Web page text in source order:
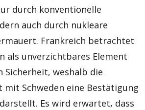
durch konventionelle
auch durch nukleare
Frankreich betrachtet
als unverzichtbares Element
Sicherheit, weshalb die
mit Schweden eine Bestätigung
Es wird erwartet, dass